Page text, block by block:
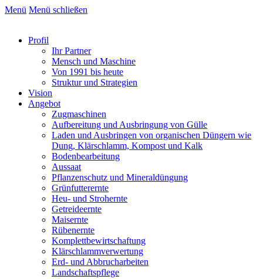
Menü Menü schließen
Profil
Ihr Partner
Mensch und Maschine
Von 1991 bis heute
Struktur und Strategien
Vision
Angebot
Zugmaschinen
Aufbereitung und Ausbringung von Gülle
Laden und Ausbringen von organischen Düngern wie
Dung, Klärschlamm, Kompost und Kalk
Bodenbearbeitung
Aussaat
Pflanzenschutz und Mineraldüngung
Grünfutterernte
Heu- und Strohernte
Getreideernte
Maisernte
Rübenernte
Komplettbewirtschaftung
Klärschlammverwertung
Erd- und Abbrucharbeiten
Landschaftspflege